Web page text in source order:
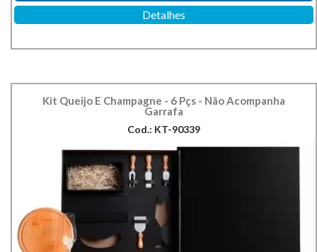
Detalhes
Kit Queijo E Champagne - 6 Pçs - Não Acompanha
Garrafa
Cod.: KT-90339